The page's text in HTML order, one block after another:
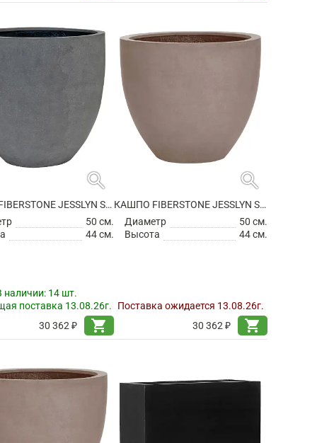
search
КАШПО FIBERSTONE JESSLYN S GREY
50 см.
44 см.
наличии: 14 шт.
поставка 13.08.26г.
30 362 ₽
shopping_cart
search
КАШПО FIBERSTONE JESSLYN S, TAUPE
Диаметр
50 см.
Высота
44 см.
Поставка ожидается 13.08.26г.
30 362 ₽
shopping_cart